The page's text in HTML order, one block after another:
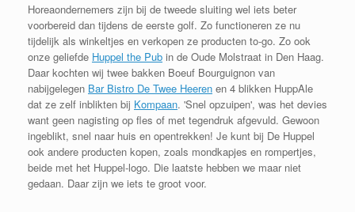
Horeaondernemers zijn bij de tweede sluiting wel iets beter
voorbereid dan tijdens de eerste golf. Zo functioneren ze nu
tijdelijk als winkeltjes en verkopen ze producten to-go. Zo ook
onze geliefde Huppel the Pub in de Oude Molstraat in Den Haag.
Daar kochten wij twee bakken Boeuf Bourguignon van
nabijgelegen Bar Bistro De Twee Heeren en 4 blikken HuppAle
dat ze zelf inblikten bij Kompaan. 'Snel opzuipen', was het devies
want geen nagisting op fles of met tegendruk afgevuld. Gewoon
ingeblikt, snel naar huis en opentrekken! Je kunt bij De Huppel
ook andere producten kopen, zoals mondkapjes en rompertjes,
beide met het Huppel-logo. Die laatste hebben we maar niet
gedaan. Daar zijn we iets te groot voor.